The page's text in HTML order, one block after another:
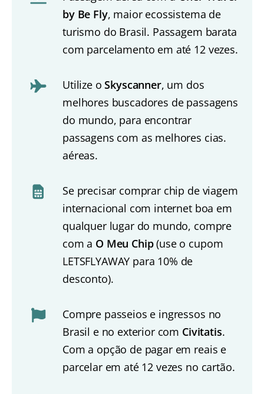
by Be Fly, maior ecossistema de
turismo do Brasil. Passagem barata
com parcelamento em até 12 vezes.
Utilize oSkyscanner, um dos
melhores buscadores de passagens
do mundo, para encontrar
passagens com as melhores cias.
aéreas.
Se precisar comprar chip de viagem
internacional com internet boa em
qualquer lugar do mundo, compre
com a O Meu Chip(use o cupom
LETSFLYAWAY para 10% de
desconto).
Compre passeios e ingressos no
Brasil e no exterior com Civitatis.
Com a opção de pagar em reais e
parcelar em até 12 vezes no cartão.